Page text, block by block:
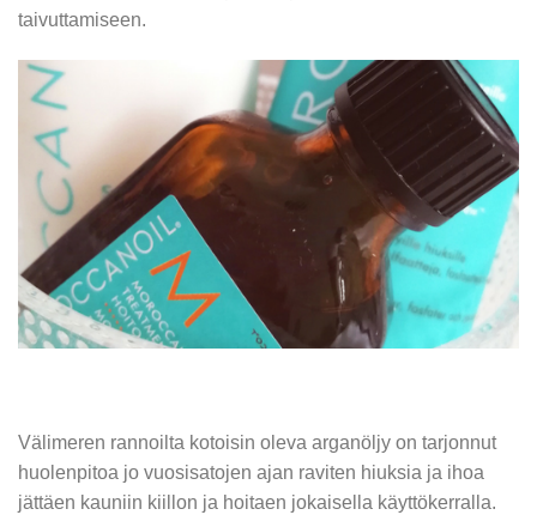
taivuttamiseen.
Välimeren rannoilta kotoisin oleva arganöljy on tarjonnut
huolenpitoa jo vuosisatojen ajan raviten hiuksia ja ihoa
jättäen kauniin kiillon ja hoitaen jokaisella käyttökerralla.